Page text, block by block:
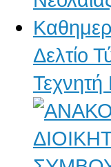
Δελτίο